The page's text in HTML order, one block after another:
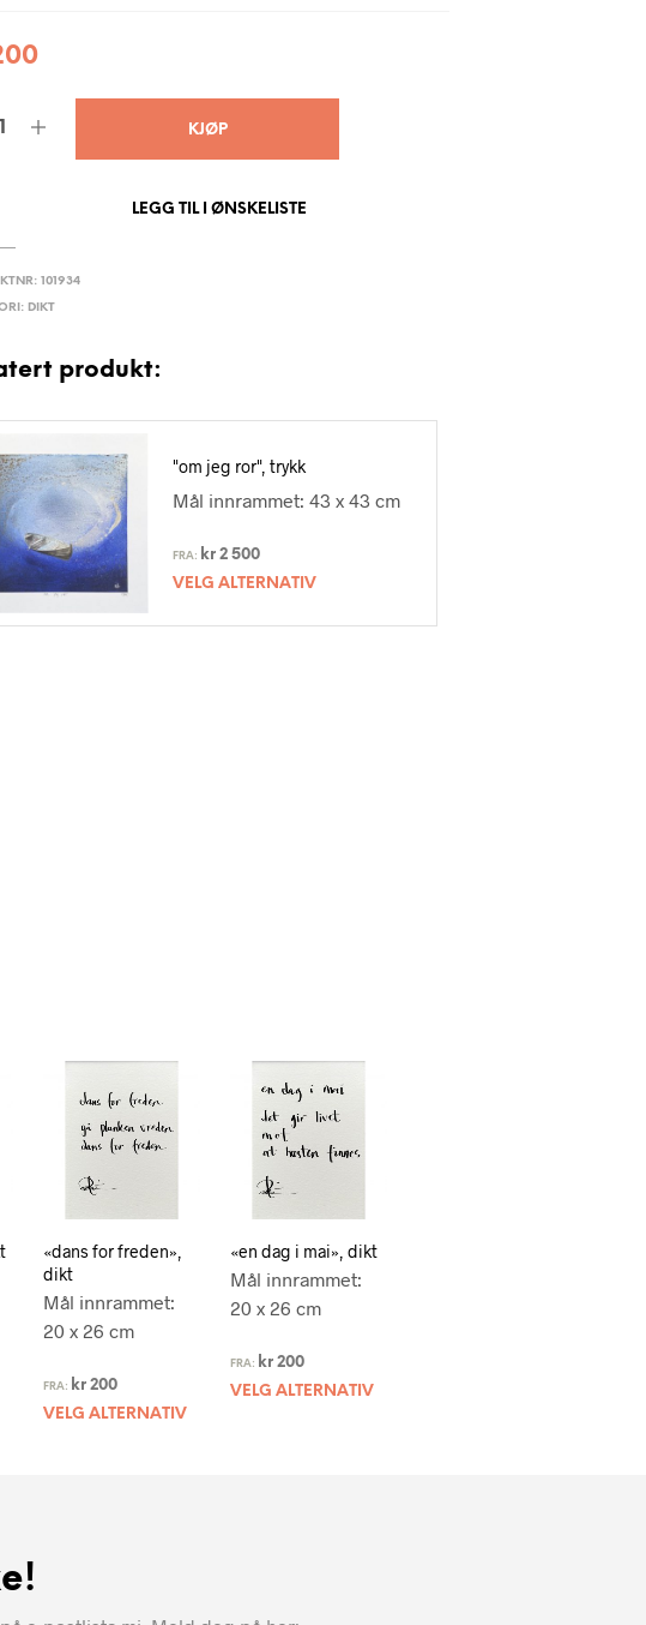
KJØP
LEGG TIL I ØNSKELISTE
101934
DIKT
produkt:
"om jeg ror", trykk
Mål innrammet: 43 x 43 cm
FRA: kr 2 500
VELG ALTERNATIV
«dans for freden»,
dikt
Mål innrammet:
20 x 26 cm
FRA: kr200
VELG ALTERNATIV
«en dag i mai», dikt
Mål innrammet:
20 x 26 cm
FRA: kr 200
VELG ALTERNATIV